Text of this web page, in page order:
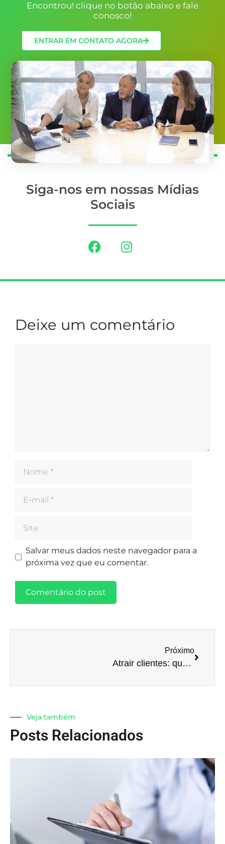
Encontrou! clique no botão abaixo e fale
conosco!
ENTRAR EM CONTATO AGORA
Siga-nos em nossas Mídias
Sociais
Deixe um comentário
Salvar meus dados neste navegador para a
próxima vez que eu comentar.
Próximo
Atrair clientes: quais são as dicas?
Veja também
Posts Relacionados